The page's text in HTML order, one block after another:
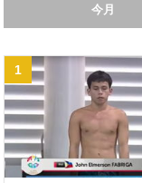
今月